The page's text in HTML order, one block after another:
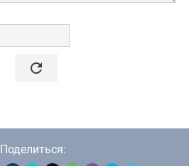
refresh
Поделиться: